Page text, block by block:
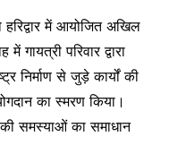
gr
a
m
eमें आयोजित अखिल
में गायत्री परिवार द्वारा
निर्माण से जुड़े कार्यों की
का स्मरण किया।
की समस्याओं का समाधान